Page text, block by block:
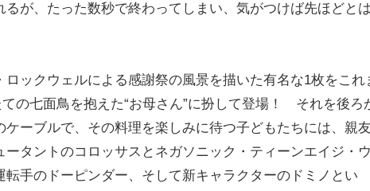
が、たった数秒で終わってしまい、気がつけば先ほどと
ックウェルによる感謝祭の風景を描いた有名な1枚をこれ
の七面鳥を抱えた“お母さん”に扮して登場！ それを後ろ
ーブルで、その料理を楽しみに待つ子どもたちには、親
タントのコロッサスとネガソニック・ティーンエイジ・
手のドーピンダー、そして新キャラクターのドミノとい